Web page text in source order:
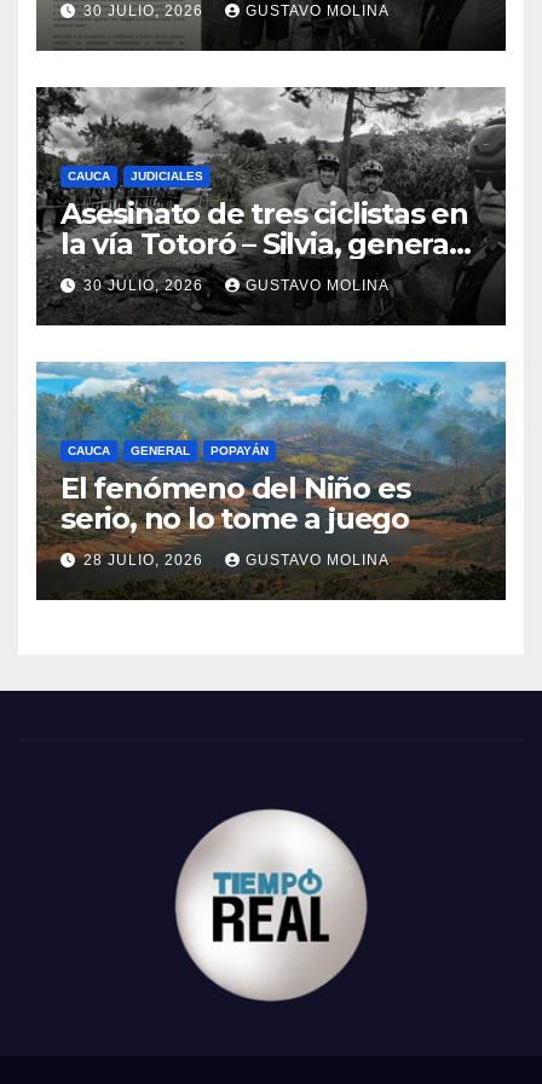
urgentes al Gobierno
Nacional
30 JULIO, 2026 GUSTAVO MOLINA
CAUCA JUDICIALES
Asesinato de tres ciclistas en
la vía Totoró – Silvia, genera
consternación en el Cauca
30 JULIO, 2026 GUSTAVO MOLINA
CAUCA GENERAL POPAYÁN
El fenómeno del Niño es
serio, no lo tome a juego
28 JULIO, 2026 GUSTAVO MOLINA